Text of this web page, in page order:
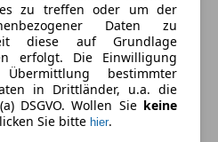
zu treffen oder um der
Daten zu
diese auf Grundlage
erfolgt. Die Einwilligung
bestimmter
in Drittländer, u.a. die
DSGVO. Wollen Sie keine
Sie bitte hier.